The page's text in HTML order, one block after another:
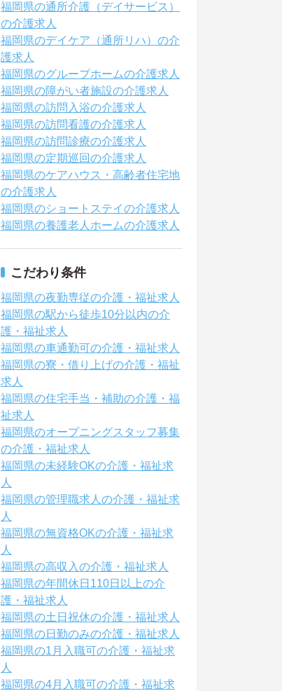
福岡県の通所介護（デイサービス）
の介護求人
福岡県のデイケア（通所リハ）の介
護求人
福岡県のグループホームの介護求人
福岡県の障がい者施設の介護求人
福岡県の訪問入浴の介護求人
福岡県の訪問看護の介護求人
福岡県の訪問診療の介護求人
福岡県の定期巡回の介護求人
福岡県のケアハウス・高齢者住宅地
の介護求人
福岡県のショートステイの介護求人
福岡県の養護老人ホームの介護求人
こだわり条件
福岡県の夜勤専従の介護・福祉求人
福岡県の駅から徒歩10分以内の介
護・福祉求人
福岡県の車通勤可の介護・福祉求人
福岡県の寮・借り上げの介護・福祉
求人
福岡県の住宅手当・補助の介護・福
祉求人
福岡県のオープニングスタッフ募集
の介護・福祉求人
福岡県の未経験OKの介護・福祉求
人
福岡県の管理職求人の介護・福祉求
人
福岡県の無資格OKの介護・福祉求
人
福岡県の高収入の介護・福祉求人
福岡県の年間休日110日以上の介
護・福祉求人
福岡県の土日祝休の介護・福祉求人
福岡県の日勤のみの介護・福祉求人
福岡県の1月入職可の介護・福祉求
人
福岡県の4月入職可の介護・福祉求